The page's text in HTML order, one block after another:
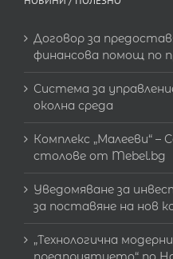
Договор за
финансова помощ по
Система за
околна среда
Комплекс „Малееви“ –
столове от Mebel.bg
Уведомяване за
за поставяне на нов
„Технологична